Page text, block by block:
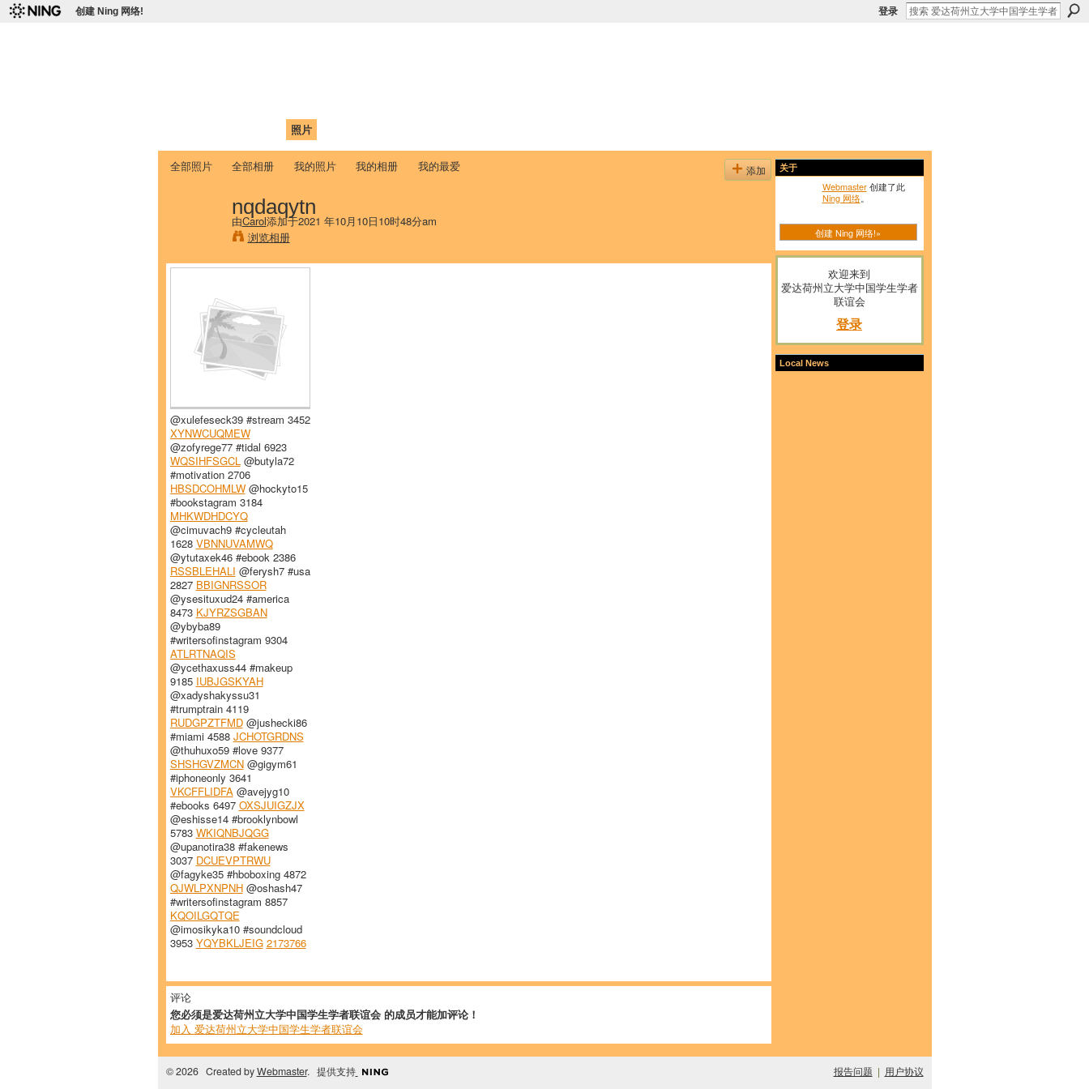
创建 Ning 网络! 登录
照片
全部照片 全部相册 我的照片 我的相册 我的最爱 添加
nqdaqytn
由Carol添加于2021 年10月10日10时48分am
浏览相册
@xulefeseck39 #stream 3452
XYNWCUQMEW
@zofyrege77 #tidal 6923
WQSIHFSGCL@butyla72
#motivation 2706
HBSDCOHMLW@hockyto15
#bookstagram 3184
MHKWDHDCYQ
@cimuvach9 #cycleutah
1628 VBNNUVAMWQ
@ytutaxek46 #ebook 2386
RSSBLEHALI @ferysh7 #usa
2827 BBIGNRSSOR
@ysesituxud24 #america
8473 KJYRZSGBAN
@ybyba89
#writersofinstagram 9304
ATLRTNAQIS
@ycethaxuss44 #makeup
9185 IUBJGSKYAH
@xadyshakyssu31
#trumptrain 4119
RUDGPZTFMD@jushecki86
#miami 4588 JCHOTGRDNS
@thuhuxo59 #love 9377
SHSHGVZMCN@gigym61
#iphoneonly 3641
VKCFFLIDFA@avejyg10
#ebooks 6497 OXSJUIGZJX
@eshisse14 #brooklynbowl
5783 WKIQNBJQGG
@upanotira38 #fakenews
3037 DCUEVPTRWU
@fagyke35 #hboboxing 4872
QJWLPXNPNH@oshash47
#writersofinstagram 8857
KQOILGQTQE
@imosikyka10 #soundcloud
3953 YQYBKLJEIG 2173766
评论
您必须是爱达荷州立大学中国学生学者联谊会 的成员才能加评论！
加入 爱达荷州立大学中国学生学者联谊会
关于
Webmaster创建了此
Ning 网络。
创建 Ning 网络!»
欢迎来到
爱达荷州立大学中国学生学者
联谊会
登录
Local News
© 2026 Created byWebmaster. 提供支持 报告问题 | 用户协议